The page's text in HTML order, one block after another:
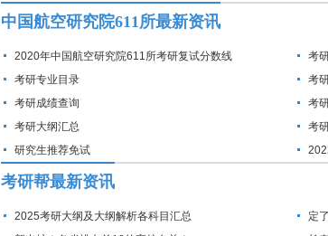
中国航空研究院611所最新资讯
2020年中国航空研究院611所考研复试分数线
考
考研专业目录
考
考研成绩查询
考
考研大纲汇总
考
研究生推荐免试
考研帮最新资讯
2025考研大纲及大纲解析各科目汇总
定